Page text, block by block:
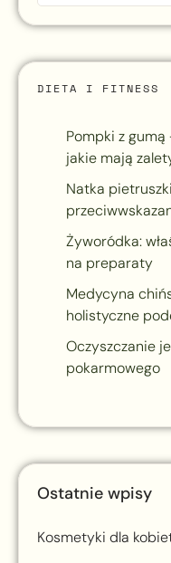
DIETA I FITNESS
Pompki z
jakie mają
Natka
Żyworódka:
na preparaty
Medycyna
holistyczne
Oczyszczanie
pokarmowego
Ostatnie wpisy
Kosmetyki dla